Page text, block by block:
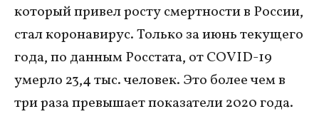
который привел росту смертности в России,
стал коронавирус. Только за июнь текущего
года, по данным Росстата, от COVID-19
умерло 23,4 тыс. человек. Это более чем в
три раза превышает показатели 2020 года.